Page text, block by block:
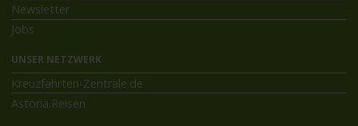
Newsletter
Jobs
UNSER NETZWERK
Kreuzfahrten-Zentrale.de
Astoria.Reisen